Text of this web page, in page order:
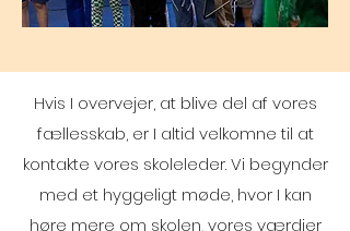
Hvis I overvejer, at blive del af vores
fællesskab, er I altid velkomne til at
kontakte vores skoleleder. Vi begynder
med et hyggeligt møde, hvor I kan
høre mere om skolen, vores værdier